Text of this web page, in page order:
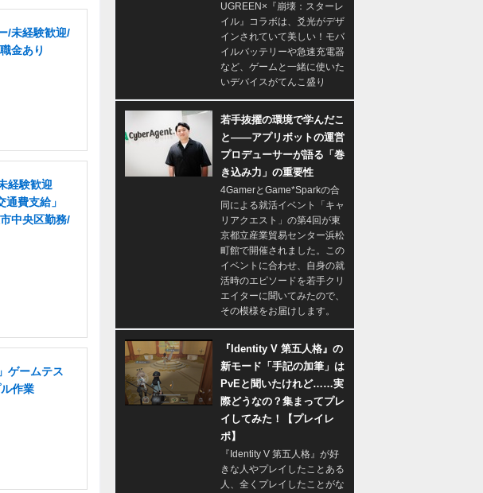
/未経験歓迎/
金あり
経験歓迎
通費支給」
中央区勤務/
ゲームテス
作業
UGREEN×『崩壊：スターレ
イル』コラボは、爻光がデザ
インされていて美しい！モバ
イルバッテリーや急速充電器
など、ゲームと一緒に使いた
いデバイスがてんこ盛り
若手抜擢の環境で学んだこ
と――アプリボットの運営
プロデューサーが語る「巻
き込み力」の重要性
4GamerとGame*Sparkの合
同による就活イベント「キャ
リアクエスト」の第4回が東
京都立産業貿易センター浜松
町館で開催されました。この
イベントに合わせ、自身の就
活時のエピソードを若手クリ
エイターに聞いてみたので、
その模様をお届けします。
『Identity V 第五人格』の
新モード「手記の加筆」は
PvEと聞いたけれど……実
際どうなの？集まってプレ
イしてみた！【プレイレ
ポ】
『Identity V 第五人格』が好
きな人やプレイしたことある
人、全くプレイしたことがな